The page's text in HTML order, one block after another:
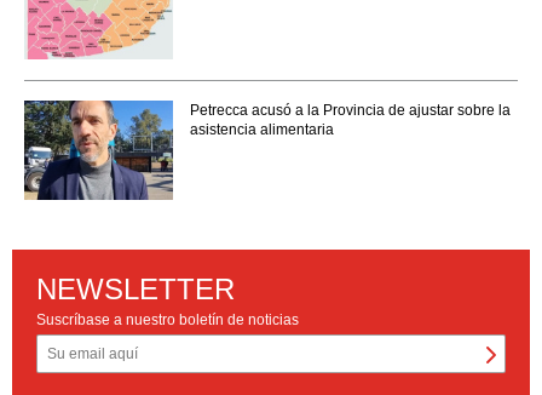
Petrecca acusó a la Provincia de ajustar sobre la
asistencia alimentaria
NEWSLETTER
Suscríbase a nuestro boletín de noticias